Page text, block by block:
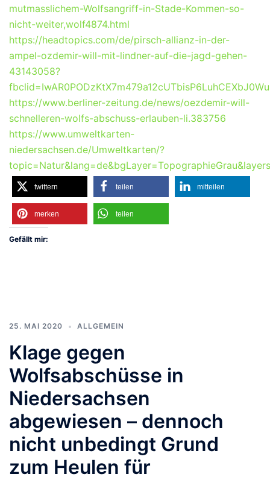
mutmasslichem-Wolfsangriff-in-Stade-Kommen-so-
nicht-weiter,wolf4874.html
https://headtopics.com/de/pirsch-allianz-in-der-
ampel-ozdemir-will-mit-lindner-auf-die-jagd-gehen-
43143058?
https://www.berliner-zeitung.de/news/oezdemir-will-
schnelleren-wolfs-abschuss-erlauben-li.383756
https://www.umweltkarten-
niedersachsen.de/Umweltkarten/?
twittern teilen mitteilen
merken teilen
Gefällt mir:
25. MAI 2020 ALLGEMEIN
Klage gegen
Wolfsabschüsse in
Niedersachsen
abgewiesen – dennoch
nicht unbedingt Grund
zum Heulen für